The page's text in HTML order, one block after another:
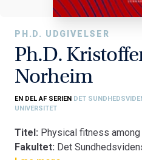
PH.D. UDGIVELSER
Ph.D.
Norheim
EN DEL AF SERIEN DET
UNIVERSITET
Titel: Physical fitness
Fakultet: Det